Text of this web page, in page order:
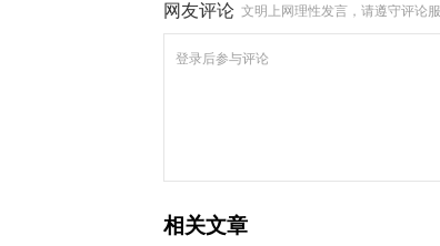
网友评论 文明上网理性发言，请遵守评论
相关文章